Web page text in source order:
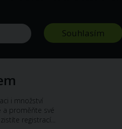
i množství
a proměňte své
registrací...